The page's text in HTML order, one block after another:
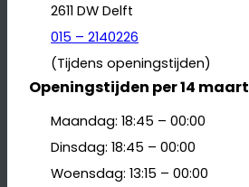
2611 DW Delft
015 – 2140226
(Tijdens openingstijden)
Openingstijden per 14 maart
Maandag: 18:45 – 00:00
Dinsdag: 18:45 – 00:00
Woensdag: 13:15 – 00:00